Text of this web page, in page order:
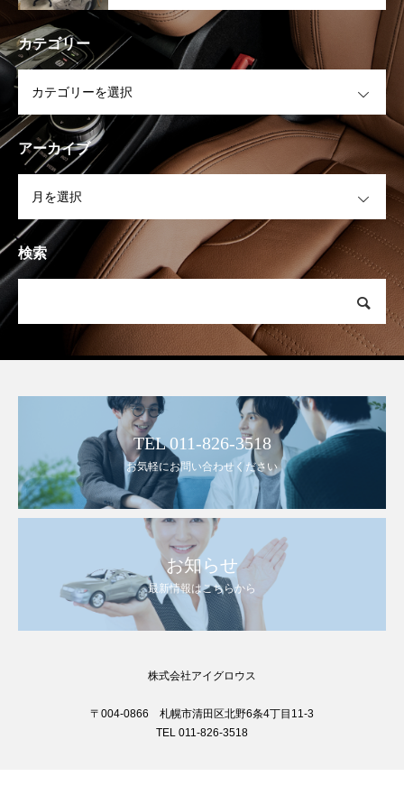
カテゴリー
アーカイブ
検索
TEL 011-826-3518
お気軽にお問い合わせください
お知らせ
最新情報はこちらから
株式会社アイグロウス
〒004-0866 札幌市清田区北野6条4丁目11-3
TEL 011-826-3518